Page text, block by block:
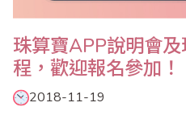
珠算寶APP說明會
程，歡迎報名參加！
2018-11-19